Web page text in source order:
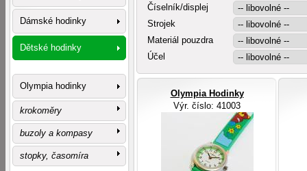
Číselník/displej
Strojek
Materiál pouzdra
Účel
Olympia Hodinky
Výr. číslo: 41003
Dámské hodinky
Dětské hodinky
Olympia hodinky
krokoměry
buzoly a kompasy
stopky, časomíra